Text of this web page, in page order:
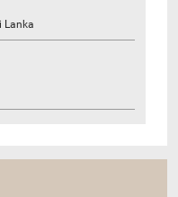
Lanka